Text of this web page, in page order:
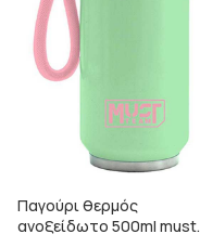
Παγούρι θερμός
ανοξείδωτο 500ml must